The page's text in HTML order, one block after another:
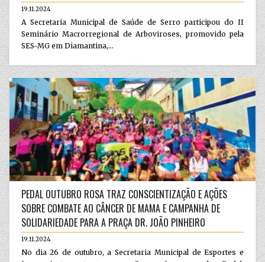
19.11.2024
A Secretaria Municipal de Saúde de Serro participou do II
Seminário Macrorregional de Arboviroses, promovido pela
SES-MG em Diamantina,...
PEDAL OUTUBRO ROSA TRAZ CONSCIENTIZAÇÃO E AÇÕES
SOBRE COMBATE AO CÂNCER DE MAMA E CAMPANHA DE
SOLIDARIEDADE PARA A PRAÇA DR. JOÃO PINHEIRO
19.11.2024
No dia 26 de outubro, a Secretaria Municipal de Esportes e